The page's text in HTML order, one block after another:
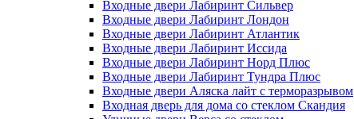
Входные двери Лабиринт Сильвер
Входные двери Лабиринт Лондон
Входные двери Лабиринт Атлантик
Входные двери Лабиринт Иссида
Входные двери Лабиринт Норд Плюс
Входные двери Лабиринт Тундра Плюс
Входные двери Аляска лайт с терморазрывом
Входная дверь для дома со стеклом Скандия